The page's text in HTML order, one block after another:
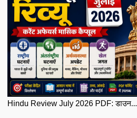
Hindu Review July 2026 PDF: डाउन...